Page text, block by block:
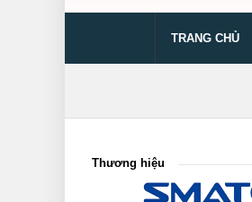
TRANG CHỦ
Thương hiệu